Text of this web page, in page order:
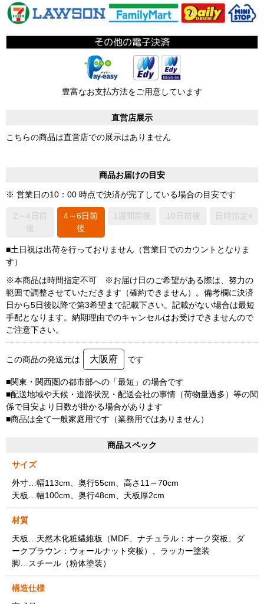
豊富なお支払方法をご用意しています
直営店展示
こちらの商品は直営店での展示はありません
商品お届けの目安
※ 営業日の10：00 時点で決済が完了している場合の目安です
2～4日前
後
4～6日前
後
1週間前後 10日前後 日時指定×
■土日祝は出荷を行っておりません（営業日でのカウントとなりま
す）
※本商品は時間指定不可 ※お届け日のご希望がある際は、努力の
範囲で調整させていただきます（確約できません）。備考欄に決済
日から5日後以降で第3希望まで記載下さい。記載がない場合は最短
手配となります。納期理由でのキャンセルはお受けできませんので
ご注意下さい。
この商品の発送元は 大阪府 です
■関東・関西圏の都市部への「最短」の場合です
■配送地域や天候・道路状況・配送会社の事情（荷物量過多）等の関
係で目安より日数が掛かる場合があります
■商品は全て一般家庭用です（業務用ではありません）
商品スペック
サイズ
外寸…幅113cm、奥行55cm、高さ11～70cm
天板…幅100cm、奥行48cm、天板厚2cm
材質
天板…天然木化粧繊維板（MDF、ナチュラル：オーク突板、ダ
ークブラウン：ウォールナット突板）、ラッカー塗装
脚…スチール（粉体塗装）
構造仕様